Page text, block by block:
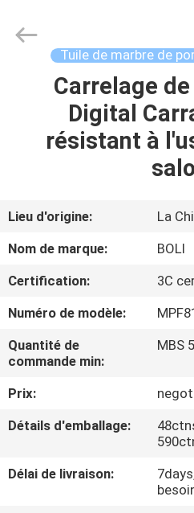
MAISON
VIDÉOS
À
PROPOS
DE
VISITE
L'USINE
CERAMICS
Tuile de marbre de
Carrelage
Digital
résistant à
Lieu d'origine:
La
Nom de marque:
BOLI
Certification:
3C
Numéro de modèle:
Quantité de
commande min:
MBS
Prix:
Détails d'emballage:
Délai de livraison: